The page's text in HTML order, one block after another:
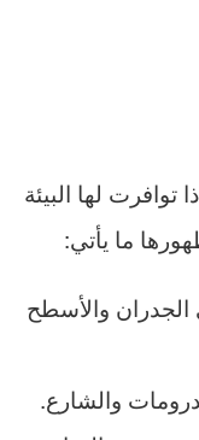
توافرت لها البيئة
ما يأتي:
الجدران والأسطح
والشارع.